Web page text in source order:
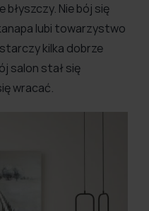
Nie bój się
lubi towarzystwo
kilka dobrze
salon stał się
wracać.